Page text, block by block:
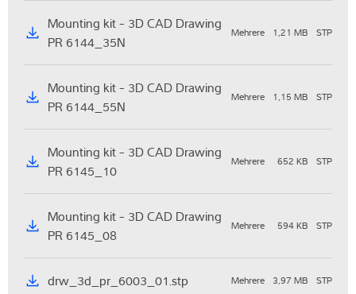
Mounting kit - 3D CAD Drawing
PR 6144_35N
Mehrere 1,21 MB STP
Mounting kit - 3D CAD Drawing
PR 6144_55N
Mehrere 1,15 MB STP
Mounting kit - 3D CAD Drawing
PR 6145_10
Mehrere 652 KB STP
Mounting kit - 3D CAD Drawing
PR 6145_08
Mehrere 594 KB STP
drw_3d_pr_6003_01.stp Mehrere 3,97 MB STP